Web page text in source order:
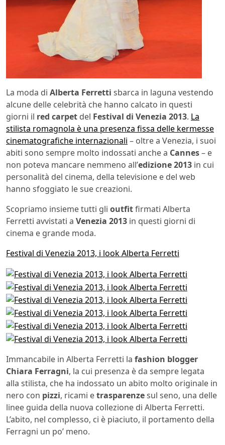
La moda di Alberta Ferretti sbarca in laguna vestendo
alcune delle celebrità che hanno calcato in questi
giorni il red carpet del Festival di Venezia 2013. La
stilista romagnola è una presenza fissa delle kermesse
cinematografiche internazionali – oltre a Venezia, i suoi
abiti sono sempre molto indossati anche a Cannes– e
non poteva mancare nemmeno all’edizione 2013 in cui
personalità del cinema, della televisione e del web
hanno sfoggiato le sue creazioni.
Scopriamo insieme tutti gli outfitfirmati Alberta
Ferretti avvistati a Venezia 2013 in questi giorni di
cinema e grande moda.
Festival di Venezia 2013, i look Alberta Ferretti
Immancabile in Alberta Ferretti la fashion blogger
Chiara Ferragni, la cui presenza è da sempre legata
alla stilista, che ha indossato un abito molto originale in
nero con pizzi, ricami etrasparenzesul seno, una delle
linee guida della nuova collezione di Alberta Ferretti.
L’abito, nel complesso, ci è piaciuto, il portamento della
Ferragni un po’ meno.